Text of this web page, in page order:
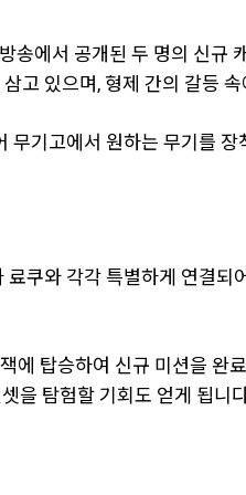
에서 공개된 두 명의 신규
고 있으며, 형제 간의 갈등
무기고에서 원하는 무기를
쿠와 각각 특별하게 연결되
탑승하여 신규 미션을 완
을 탐험할 기회도 얻게 됩니